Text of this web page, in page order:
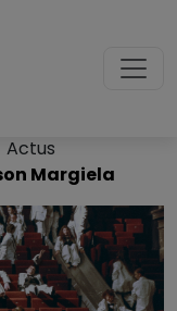
Actus
Margiela